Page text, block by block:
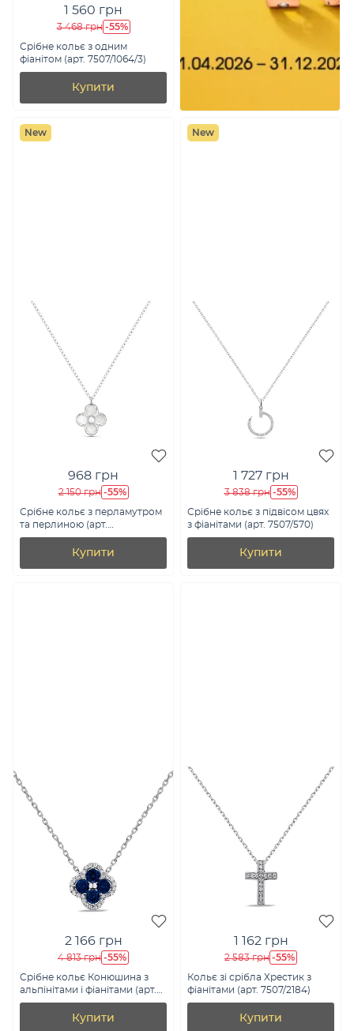
1 560 грн
3 468 грн -55%
Срібне кольє з одним
фіанітом (арт. 7507/1064/3)
Купити
New
968 грн
2 150 грн -55%
Срібне кольє з перламутром
та перлиною (арт.
7507/2487/15пжб)
Купити
New
1 727 грн
3 838 грн -55%
Срібне кольє з підвісом цвях
з фіанітами (арт. 7507/570)
Купити
2 166 грн
4 813 грн -55%
Срібне кольє Конюшина з
альпінітами і фіанітами (арт.
7507/1846ас)
Купити
1 162 грн
2 583 грн -55%
Кольє зі срібла Хрестик з
фіанітами (арт. 7507/2184)
Купити